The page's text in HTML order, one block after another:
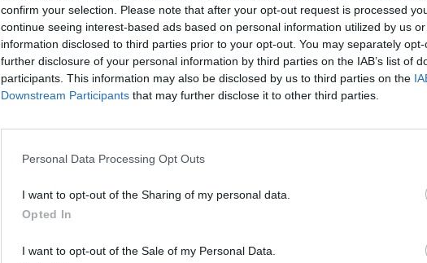
confirm your selection. Please note that after your opt-out request is processed
continue seeing interest-based ads based on personal information utilized by us
information disclosed to third parties prior to your opt-out. You may separately
further disclosure of your personal information by third parties on the IAB’s list of
participants. This information may also be disclosed by us to third parties on the
Downstream Participants that may further disclose it to other third parties.
Personal Data Processing Opt Outs
I want to opt-out of the Sharing of my personal data.
Opted In
I want to opt-out of the Sale of my Personal Data.